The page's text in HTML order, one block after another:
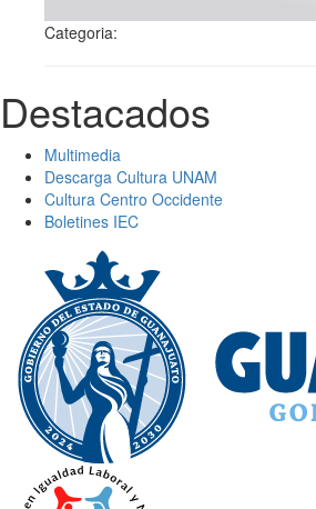
Categoria:
Destacados
Multimedia
Descarga Cultura UNAM
Cultura Centro Occidente
Boletines IEC